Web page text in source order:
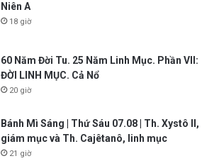
Niên A
18 giờ
60 Năm Đời Tu. 25 Năm Linh Mục. Phần VII:
ĐỜI LINH MỤC. Cả Nổ
20 giờ
Bánh Mì Sáng | Thứ Sáu 07.08 | Th. Xystô II,
giám mục và Th. Cajêtanô, linh mục
21 giờ